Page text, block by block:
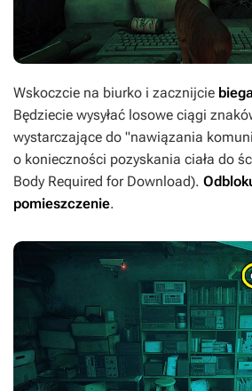
Wskoczcie na biurko i zacznijcie
Będziecie wysyłać losowe ciągi
wystarczające do "nawiązania
o konieczności pozyskania ciała do
Body Required for Download).
pomieszczenie.